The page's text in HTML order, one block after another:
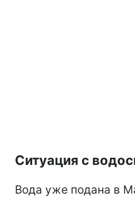
Ситуация с
Вода уже подана в